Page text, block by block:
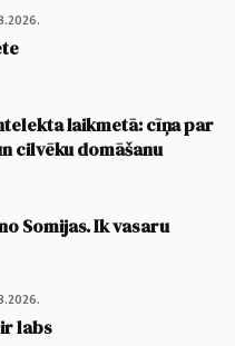
laikmetā: cīņa par
cilvēku domāšanu
Somijas. Ik vasaru
labs